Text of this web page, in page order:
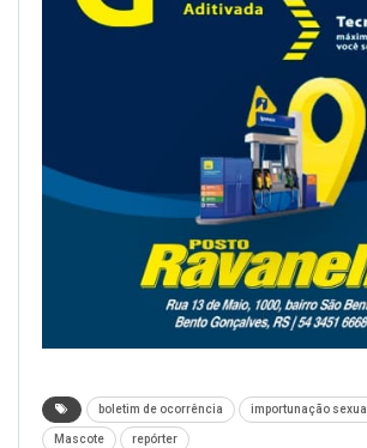
boletim de ocorrência importunação sexual
Mascote repórter